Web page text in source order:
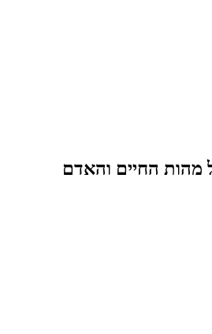
מהות החיים והאדם